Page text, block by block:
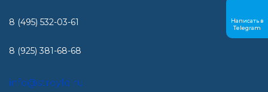
8 (495) 532-03-61
8 (925) 381-68-68
info@stroyld.ru
Написать в
Telegram